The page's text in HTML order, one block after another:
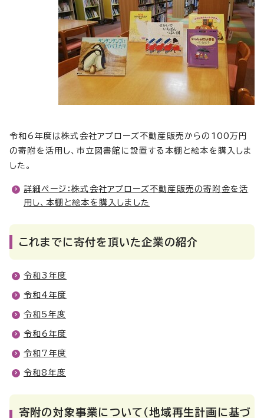
令和6年度は株式会社アプローズ不動産販売からの100万円
の寄附を活用し、市立図書館に設置する本棚と絵本を購入しま
した。
詳細ページ：株式会社アプローズ不動産販売の寄附金を活
用し、本棚と絵本を購入しました
これまでに寄付を頂いた企業の紹介
令和3年度
令和4年度
令和5年度
令和6年度
令和7年度
令和8年度
寄附の対象事業について（地域再生計画に基づ